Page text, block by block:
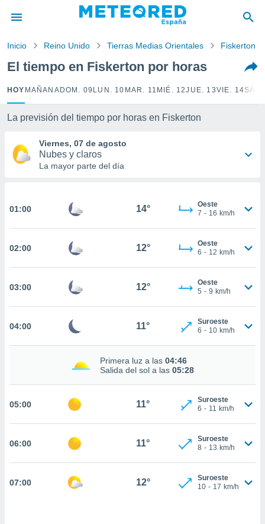
por
para
que se
calidad.
a este
y
basada
nuestros
en
ACEPTAR
CONTINUAR
Inicio Reino Unido Tierras Medias Orientales Fiskerton
El tiempo en Fiskerton por horas
HOY MAÑANA DOM. 09 LUN. 10 MAR. 11 MIÉ. 12JUE. 13VIE. 14
La previsión del tiempo por horas en Fiskerton
Viernes, 07 de agosto
Nubes y claros
La mayor parte del día
01:00 14°
Oeste
7 - 16 km/h
02:00 12°
Oeste
6 - 12 km/h
03:00 12°
Oeste
5 - 9 km/h
04:00 11°
Suroeste
6 - 10 km/h
Primera luz a las 04:46
Salida del sol a las 05:28
05:00 11°
Suroeste
6 - 11 km/h
06:00 11°
Suroeste
8 - 13 km/h
07:00 12°
Suroeste
10 - 17 km/h